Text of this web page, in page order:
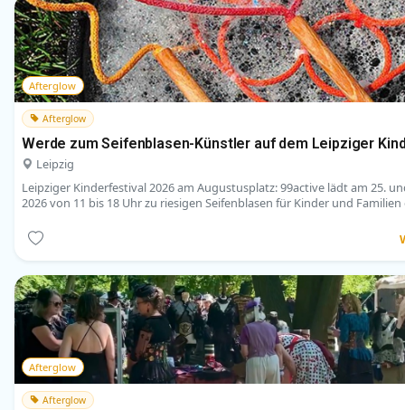
Afterglow
Afterglow
Werde zum Seifenblasen-Künstler auf dem Leipziger
Leipzig
Leipziger Kinderfestival 2026 am Augustusplatz: 99active lädt am 25.
2026 von 11 bis 18 Uhr zu riesigen Seifenblasen für Kinder und Familien
Afterglow
Afterglow